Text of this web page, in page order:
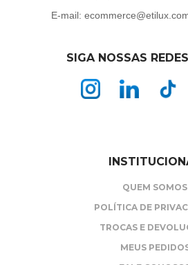
E-mail:
SIGA NOSSAS
QUEM SOMOS
POLÍTICA DE
TROCAS E
MEUS